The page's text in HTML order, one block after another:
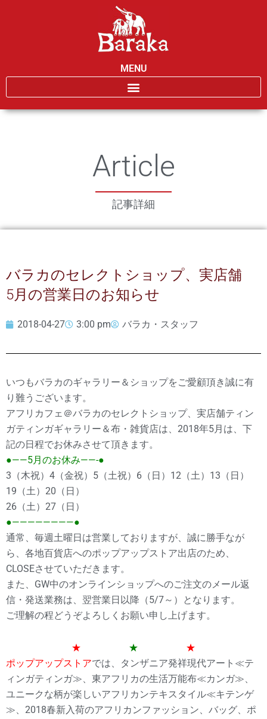
MENU
Article
記事詳細
バラカのセレクトショップ、実店舗
5月の営業日のお知らせ
2018-04-27 3:00 pm バラカ・スタッフ
いつもバラカのギャラリー＆ショップをご愛顧頂き誠に有
り難うございます。
アフリカフェ＠バラカのセレクトショップ、実店舗ティン
ガティンガギャラリー＆布・雑貨店は、2018年5月は、下
記の日程でお休みさせて頂きます。
●——5月のお休み——-●
3（木祝）4（金祝）5（土祝）6（日）12（土）13（日）
19（土）20（日）
26（土）27（日）
●————————●
通常、毎週土曜日は営業しておりますが、誠に勝手なが
ら、各地百貨店へのポップアップストア出店のため、
CLOSEさせていただきます。
また、GW中のオンラインショップへのご注文のメール返
信・発送業務は、翌営業日以降（5/7～）となります。
ご理解の程どうぞよろしくお願い申し上げます。
★ ★
★
ポップアップストアでは、タンザニア発祥現代アート≪テ
ィンガティンガ≫、東アフリカの生活万能布≪カンガ≫、
ユニークな柄が楽しいアフリカンテキスタイル≪キテンゲ
≫、2018春新入荷のアフリカンファッション、バッグ、ポ